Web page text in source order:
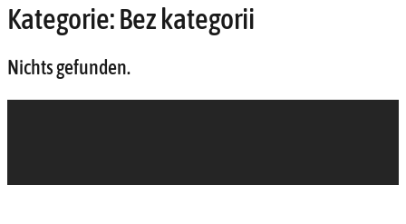
Kategorie:Bez kategorii
Nichts gefunden.